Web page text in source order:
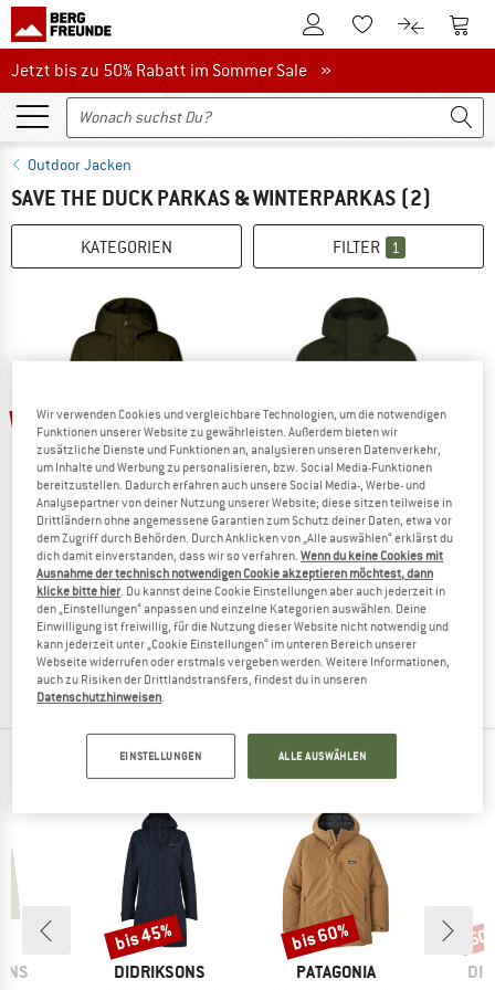
Zum KundenkontoZum Merkzettel.
Zum Zum
Jetzt bis zu 50% Rabatt im Sommer Sale
Jetzt bis zu 50% Rabatt im Sommer Sale »
Outdoor Jacken
SAVE THE DUCK PARKAS & WINTERPARKAS (2)
KATEGORIEN FILTER 1
60%
SAVE THE DUCK
Wilson
Parka
548,95 € 219,58 €
(0)
60%
SAVE THE DUCK
Quinlan
Winterjacke
498,95 € 199,58 €
TOP PRODUKTE DEINER LIEBLINGSMARKEN
MARKE
DIDRIKSONS
Rabatt
bis 45%
MARKE
PATAGONIA
Rabatt
bis 60%
Wir verwenden Cookies und vergleichbare Technologien, um die notwendigen
Funktionen unserer Website zu gewährleisten. Außerdem bieten wir
zusätzliche Dienste und Funktionen an, analysieren unseren Datenverkehr,
um Inhalte und Werbung zu personalisieren, bzw. Social Media-Funktionen
bereitzustellen. Dadurch erfahren auch unsere Social Media-, Werbe- und
Analysepartner von deiner Nutzung unserer Website; diese sitzen teilweise in
Drittländern ohne angemessene Garantien zum Schutz deiner Daten, etwa vor
dem Zugriff durch Behörden. Durch Anklicken von „Alle auswählen“ erklärst du
dich damit einverstanden, dass wir so verfahren.Wenn du keine Cookies mit
Ausnahme der technisch notwendigen Cookie akzeptieren möchtest, dann
klicke bitte hier . Du kannst deine Cookie Einstellungen aber auch jederzeit in
den „Einstellungen“ anpassen und einzelne Kategorien auswählen. Deine
Einwilligung ist freiwillig, für die Nutzung dieser Website nicht notwendig und
kann jederzeit unter „Cookie Einstellungen“ im unteren Bereich unserer
Webseite widerrufen oder erstmals vergeben werden. Weitere Informationen,
auch zu Risiken der Drittlandstransfers, findest du in unseren
Datenschutzhinweisen
EINSTELLUNGEN ALLE AUSWÄHLEN